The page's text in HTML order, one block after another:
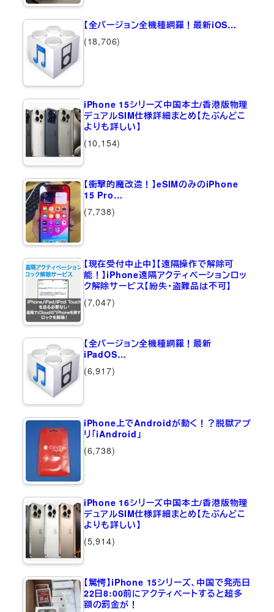
【全バージョン全機種網羅！最新iOS…
(18,706)
iPhone 15シリーズ中国本土/香港版物理
デュアルSIM仕様詳細まとめ【たぶんどこ
よりも詳しい】
(10,154)
【衝撃的魔改造！】eSIMのみのiPhone
15 Pro…
(7,738)
【現在受付中止中】【遠隔操作で解除可
能！】iPhone遠隔アクティベーションロッ
ク解除サービス【紛失・盗難品は不可】
(7,047)
【全バージョン全機種網羅！最新
iPadOS…
(6,917)
iPhone上でAndroidが動く！？脱獄アプ
リ「iAndroid」
(6,738)
iPhone 16シリーズ中国本土/香港版物理
デュアルSIM仕様詳細まとめ【たぶんどこ
よりも詳しい】
(5,914)
【驚愕】iPhone 15シリーズ、中国で発売日
22日8:00前にアクティベートすると超多
額の罰金が！